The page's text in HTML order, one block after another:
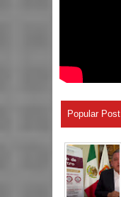
Popular Post